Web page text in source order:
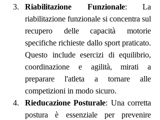
Riabilitazione Funzionale: La
riabilitazione funzionale si concentra sul
recupero delle capacità motorie
specifiche richieste dallo sport praticato.
Questo include esercizi di equilibrio,
coordinazione e agilità, mirati a
preparare l'atleta a tornare alle
competizioni in modo sicuro.
Rieducazione Posturale: Una corretta
postura è essenziale per prevenire